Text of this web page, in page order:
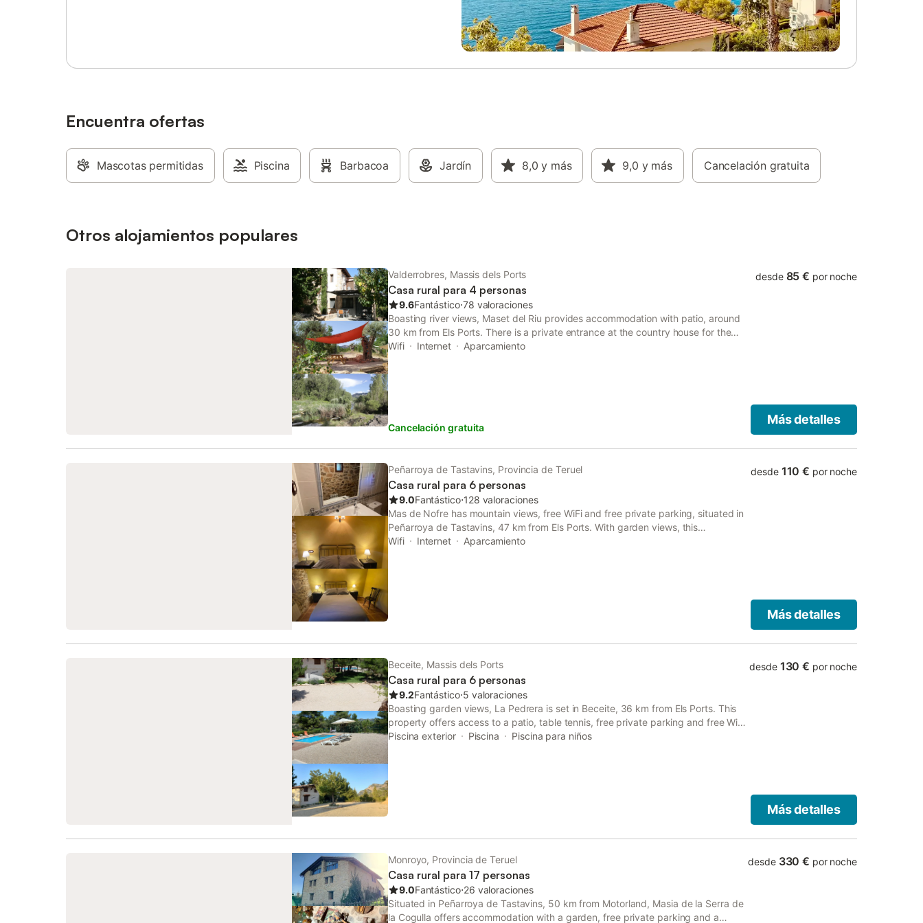
Encuentra ofertas
Mascotas permitidas Piscina Barbacoa Jardín 8,0 y más 9,0 y más Cancelación gratuita
Otros alojamientos populares
Valderrobres, Massis dels Ports
Casa rural para 4 personas
9.6Fantástico⋅78 valoraciones
Boasting river views, Maset del Riu provides accommodation with patio, around
30 km from Els Ports. There is a private entrance at the country house for the
convenience of those who stay.
Wifi Internet Aparcamiento
Cancelación gratuita
desde 85 € por noche
Más detalles
Peñarroya de Tastavins, Provincia de Teruel
Casa rural para 6 personas
9.0Fantástico⋅128 valoraciones
Mas de Nofre has mountain views, free WiFi and free private parking, situated in
Peñarroya de Tastavins, 47 km from Els Ports. With garden views, this
accommodation features a patio.
Wifi Internet Aparcamiento
desde 110 € por noche
Más detalles
Beceite, Massis dels Ports
Casa rural para 6 personas
9.2Fantástico⋅5 valoraciones
Boasting garden views, La Pedrera is set in Beceite, 36 km from Els Ports. This
property offers access to a patio, table tennis, free private parking and free WiFi.
The pool features a fence and river views.
Piscina exterior Piscina Piscina para niños
desde 130 € por noche
Más detalles
Monroyo, Provincia de Teruel
Casa rural para 17 personas
9.0Fantástico⋅26 valoraciones
Situated in Peñarroya de Tastavins, 50 km from Motorland, Masia de la Serra de
la Cogulla offers accommodation with a garden, free private parking and a
desde 330 € por noche